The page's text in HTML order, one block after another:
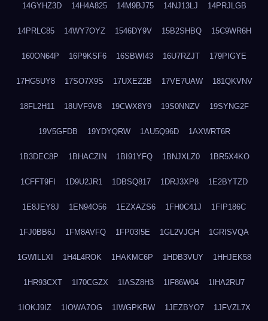
14GYHZ3D 14H4A825 14M9BJ75 14NJ13LJ 14PRJLGB
14PRLC85 14WY7OYZ 1546DY9V 15B2SHBQ 15C9WR6H
160ON64P 16P9KSF6 16SBWI43 16U7RZJT 179PIGYE
17HG5UY8 17SO7X9S 17UXEZ2B 17VE7UAW 181QKVNV
18FL2H11 18UVF9V8 19CWX8Y9 19S0NNZV 19SYNG2F
19V5GFDB 19YDYQRW 1AU5Q96D 1AXWRT6R
1B3DEC8P 1BHACZIN 1BI91YFQ 1BNJXLZ0 1BR5X4KO
1CFFT9FI 1D9U2JR1 1DBSQ817 1DRJ3XP8 1E2BYTZD
1E8JEY8J 1EN94O56 1EZXAZS6 1FH0C41J 1FIP186C
1FJ0BB6J 1FM8AVFQ 1FP03I5E 1GL2VJGH 1GRISVQA
1GWILLXI 1H4L4ROK 1HAKMC6P 1HDB3VUY 1HHJEK58
1HR93CXT 1I70CGZX 1IASZ8H3 1IF86W04 1IHA2RU7
1IOKJ9IZ 1IOWA7OG 1IWGPKRW 1JEZBYO7 1JFVZL7X